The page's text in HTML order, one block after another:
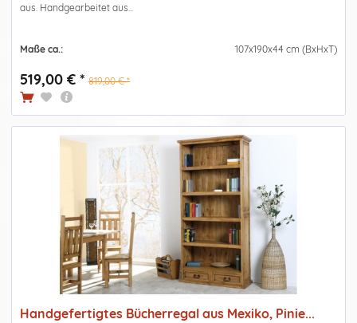
aus. Handgearbeitet aus...
Maße ca.: 107x190x44 cm (BxHxT)
519,00 € * 819,00 € *
Handgefertigtes Bücherregal aus Mexiko, Pinie...